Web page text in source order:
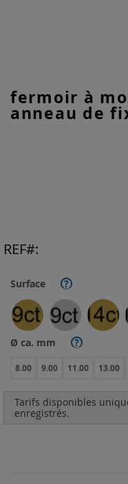
fermoir à
anneau de
Surface ?
Ø ca. mm ?
8.00 9.00 11.00 13.00
Tarifs disponibles
enregistrés.
REF
to
the
beginning